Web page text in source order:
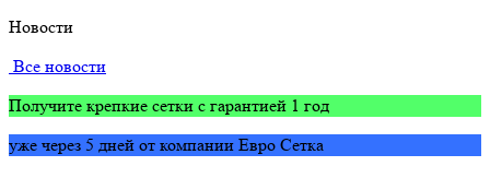
Новости
Все новости
Получите крепкие сетки с гарантией 1 год
уже через 5 дней от компании Евро Сетка